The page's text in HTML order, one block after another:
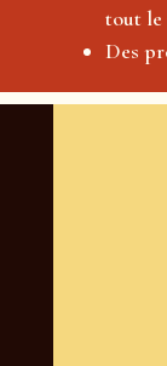
tout le
Des